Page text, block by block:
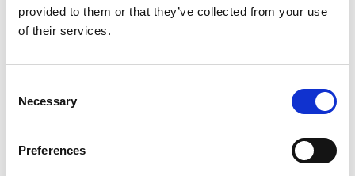
provided to them or that they’ve collected from your use
of their services.
Selection
Necessary
Preferences
Registrera dig hos Adoreal
Upplev fördelen med